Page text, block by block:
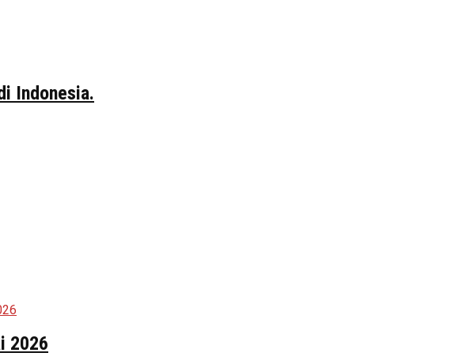
Indonesia.
2026